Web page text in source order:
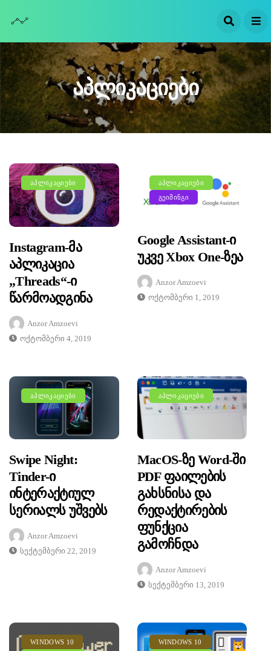
Აპლიკაციები
ᲐᲞᲚᲘᲙᲐᲪᲘᲔᲑᲘ
Instagram-Მა
Აპლიკაცია
„Threads“-Ი
Წარმოადგინა
Anzor Amzoevi
Ოქტომბერი 4, 2019
ᲐᲞᲚᲘᲙᲐᲪᲘᲔᲑᲘ
ᲒᲔᲘᲛᲘᲜᲒᲘ
Google Assistant-Ი
Უკვე Xbox One-Ზეა
Anzor Amzoevi
Ოქტომბერი 1, 2019
ᲐᲞᲚᲘᲙᲐᲪᲘᲔᲑᲘ
Swipe Night:
Tinder-Ი
Ინტერაქტიულ
Სერიალს Უშვებს
Anzor Amzoevi
Სექტემბერი 22, 2019
ᲐᲞᲚᲘᲙᲐᲪᲘᲔᲑᲘ
MacOS-Ზე Word-Ში
PDF Ფაილების
Გახსნისა Და
Რედაქტირების
Ფუნქცია
Გამოჩნდა
Anzor Amzoevi
Სექტემბერი 13, 2019
WINDOWS 10
WINDOWS 10